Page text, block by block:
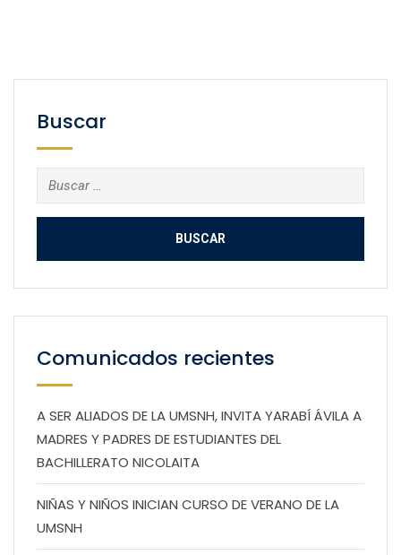
Buscar
Buscar:
Comunicados recientes
A SER ALIADOS DE LA UMSNH, INVITA YARABÍ ÁVILA A
MADRES Y PADRES DE ESTUDIANTES DEL
BACHILLERATO NICOLAITA
NIÑAS Y NIÑOS INICIAN CURSO DE VERANO DE LA
UMSNH